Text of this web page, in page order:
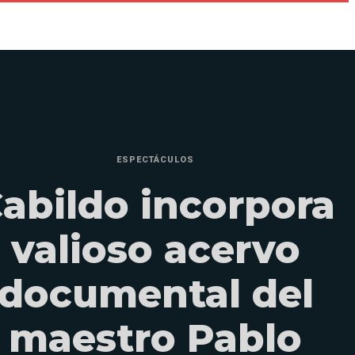
ESPECTÁCULOS
incorpora
valioso acervo
del
maestro Pablo